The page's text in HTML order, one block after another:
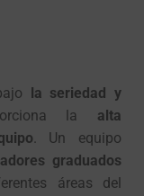
la seriedad y
la alta
. Un equipo
graduados
áreas del